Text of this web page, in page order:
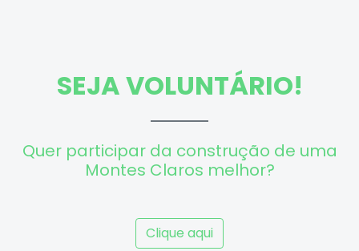
SEJA VOLUNTÁRIO!
Quer participar da construção de uma
Montes Claros melhor?
Clique aqui